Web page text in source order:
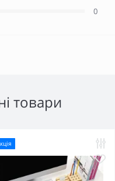
0
товари